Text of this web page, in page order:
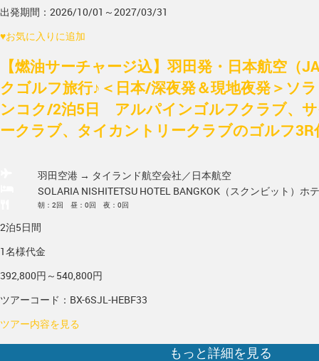
出発期間：2026/10/01～2027/03/31
♥お気に入りに追加
【燃油サーチャージ込】羽田発・日本航空（
クゴルフ旅行♪＜日本/深夜発＆現地夜発＞ソ
ンコク/2泊5日 アルパインゴルフクラブ、
ークラブ、タイカントリークラブのゴルフ3R
羽田空港 → タイランド航空会社／日本航空
SOLARIA NISHITETSU HOTEL BANGKOK（スクンビット） ホ
朝：2回 昼：0回 夜：0回
2泊5日間
1名様代金
392,800円～540,800円
ツアーコード：BX-6SJL-HEBF33
ツアー内容を見る
もっと詳細を見る